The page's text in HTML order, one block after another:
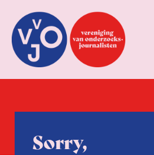
Sorry,